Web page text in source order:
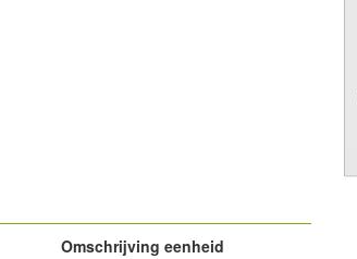
Omschrijving eenheid